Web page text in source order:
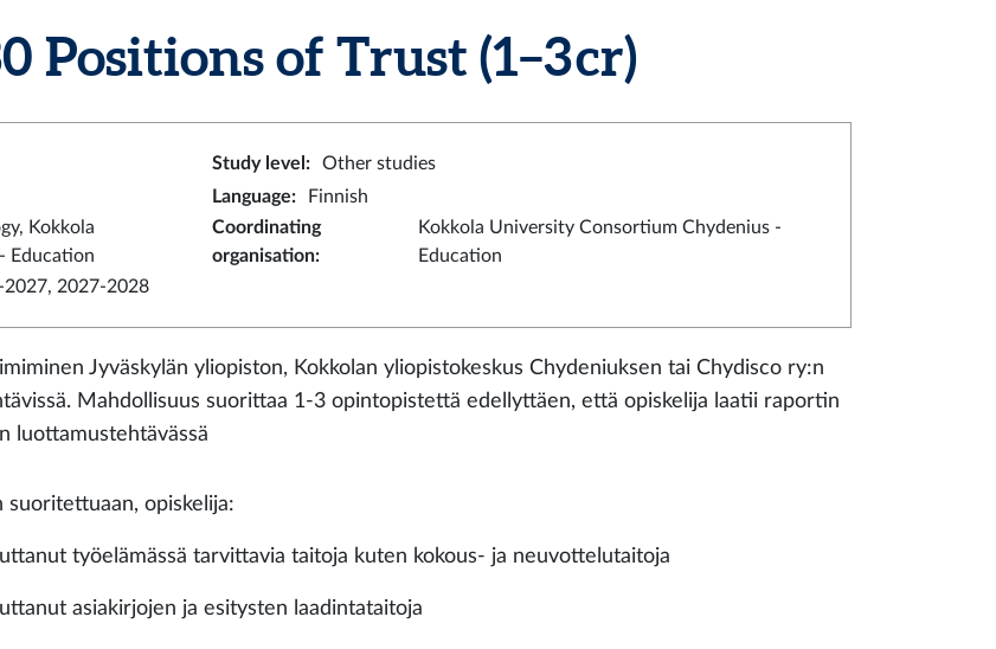
Positions of Trust (1–3 cr)
Study level :
Other studies
Language:
Finnish
Kokkola
Education
Coordinating
organisation:
Kokkola University Consortium Chydenius -
Education
2027-2028
Jyväskylän yliopiston, Kokkolan yliopistokeskus Chydeniuksen tai Chydisco ry:n
Mahdollisuus suorittaa 1-3 opintopistettä edellyttäen, että opiskelija laatii raportin
luottamustehtävässä
suoritettuaan, opiskelija:
työelämässä tarvittavia taitoja kuten kokous- ja neuvottelutaitoja
asiakirjojen ja esitysten laadintataitoja